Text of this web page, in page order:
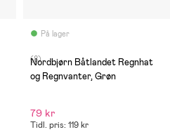
På lager
(8)
Nordbjørn Båtlandet Regnhat
og Regnvanter, Grøn
79 kr
Tidl. pris: 119 kr